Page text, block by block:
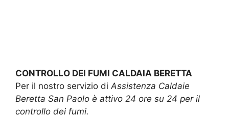
CONTROLLO DEI FUMI CALDAIA BERETTA
Per il nostro servizio di Assistenza Caldaie
Beretta San Paolo è attivo 24 ore su 24 per il
controllo dei fumi.